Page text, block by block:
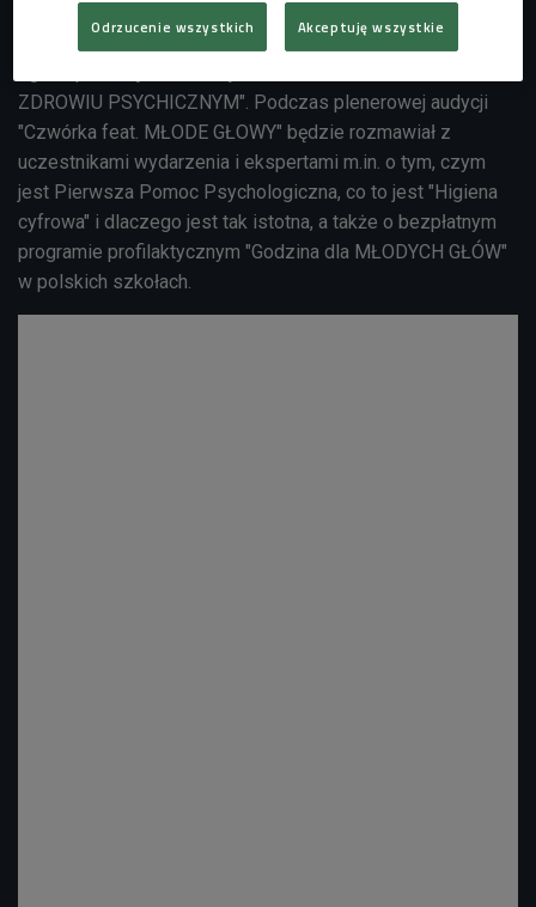
Jakub Jamrozek zaprasza na specjalne relacje z
ZDROWIU PSYCHICZNYM". Podczas plenerowej audycji
"Czwórka feat. MŁODE GŁOWY" będzie rozmawiał z
uczestnikami wydarzenia i ekspertami m.in. o tym, czym
jest Pierwsza Pomoc Psychologiczna, co to jest "Higiena
cyfrowa" i dlaczego jest tak istotna, a także o bezpłatnym
programie profilaktycznym "Godzina dla MŁODYCH GŁÓW"
w polskich szkołach.
Odrzucenie wszystkich Akceptuję wszystkie